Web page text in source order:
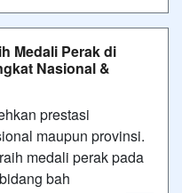
Medali Perak di
Nasional &
prestasi
maupun provinsi.
medali perak pada
bah